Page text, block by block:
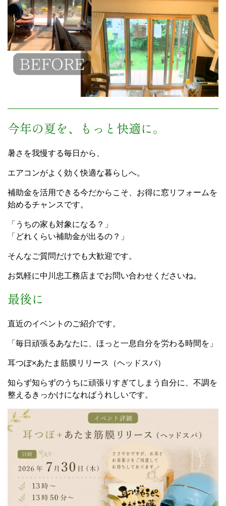
今年の夏を、もっと快適に。
暑さを我慢する毎日から、
エアコンがよく効く快適な暮らしへ。
補助金を活用できる今だからこそ、お得に窓リフォームを
始めるチャンスです。
「うちの家も対象になる？」
「どれくらい補助金が出るの？」
そんなご質問だけでも大歓迎です。
お気軽に中川忠工務店までお問い合わせくださいね。
最後に
直近のイベントのご紹介です。
「毎日頑張るあなたに、ほっと一息自分を労わる時間を」
耳つぼ×あたま筋膜リリース（ヘッドスパ）
知らず知らずのうちに頑張りすぎてしまう自分に、不調を
整えるきっかけになればうれしいです。